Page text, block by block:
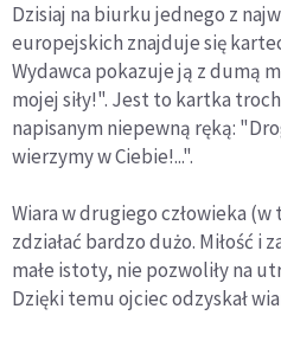
Dzisiaj na biurku jednego z
europejskich znajduje się
Wydawca pokazuje ją z dumą
mojej siły!". Jest to kartka
napisanym niepewną ręką:
wierzymy w Ciebie!...".
Wiara w drugiego człowieka
zdziałać bardzo dużo. Miłość i
małe istoty, nie pozwoliły na
Dzięki temu ojciec odzyskał